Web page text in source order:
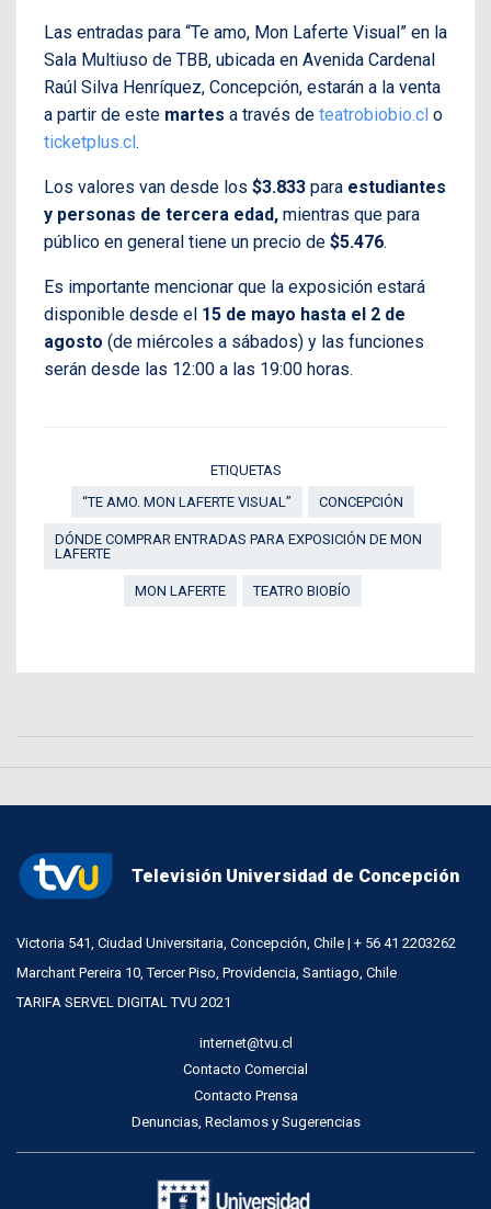
Las entradas para “Te amo, Mon Laferte Visual” en la
Sala Multiuso de TBB, ubicada en Avenida Cardenal
Raúl Silva Henríquez, Concepción, estarán a la venta
a partir de este martes a través de teatrobiobio.cl o
ticketplus.cl .
Los valores van desde los $3.833 para estudiantes
y personas de tercera edad, mientras que para
público en general tiene un precio de $5.476.
Es importante mencionar que la exposición estará
disponible desde el 15 de mayo hasta el 2 de
agosto (de miércoles a sábados) y las funciones
serán desde las 12:00 a las 19:00 horas.
ETIQUETAS
“TE AMO. MON LAFERTE VISUAL”
CONCEPCIÓN
DÓNDE COMPRAR ENTRADAS PARA EXPOSICIÓN DE MON
LAFERTE
MON LAFERTE TEATRO BIOBÍO
Televisión Universidad de Concepción
Victoria 541, Ciudad Universitaria, Concepción, Chile | + 56 41 2203262
Marchant Pereira 10, Tercer Piso, Providencia, Santiago, Chile
TARIFA SERVEL DIGITAL TVU 2021
internet@tvu.cl
Contacto Comercial
Contacto Prensa
Denuncias, Reclamos y Sugerencias